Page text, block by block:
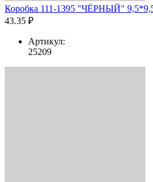
Коробка 111-1395 "ЧЁРНЫЙ"
43.35 ₽
Артикул:
25209